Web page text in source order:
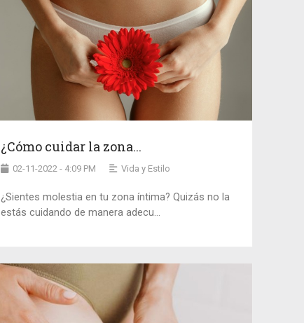
¿Cómo cuidar la zona...
02-11-2022 - 4:09 PM Vida y Estilo
¿Sientes molestia en tu zona íntima? Quizás no la
estás cuidando de manera adecu...